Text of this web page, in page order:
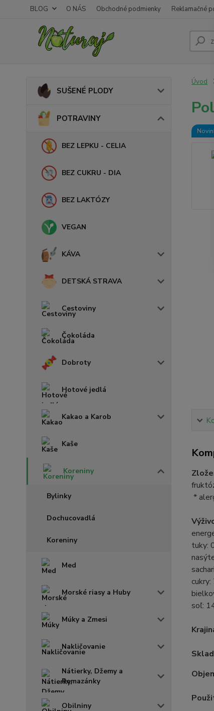
BLOG O NÁS Obchodné podmienky Reklamačné
SUŠENÉ PLODY
POTRAVINY
BEZ LEPKU - CELIA
BEZ CUKRU - DIA
BEZ LAKTÓZY
VEGAN
KÁVA
DETSKÁ STRAVA
Cestoviny
Čokoláda
Dobroty
Hotové jedlá
Kakao a Karob
Kaše
Koreniny
Bylinky
Dochucovadlá
Koreniny
Med
Morské riasy a Huby
Múky a Zmesi
Nakličovanie
Nátierky, Džemy a
Pomazánky
Obilniny
Úvod
*
tuky:
soľ: